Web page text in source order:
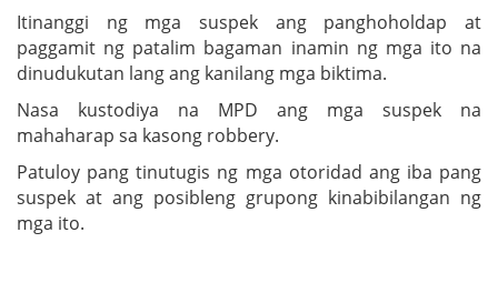
Itinanggi ng mga suspek ang panghoholdap at
paggamit ng patalim bagaman inamin ng mga ito na
dinudukutan lang ang kanilang mga biktima.
Nasa kustodiya na MPD ang mga suspek na
mahaharap sa kasong robbery.
Patuloy pang tinutugis ng mga otoridad ang iba pang
suspek at ang posibleng grupong kinabibilangan ng
mga ito.